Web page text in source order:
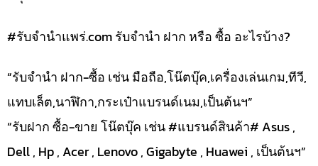
#รับจํานําแพร่.com รับจำนำ ฝาก หรือ ซื้อ อะไรบ้าง?
“รับจำนำ ฝาก-ซื้อ เช่น มือถือ,โน๊ตบุ๊ค,เครื่องเล่นเกม,ทีวี,
แทบเล็ต,นาฬิกา,กระเป๋าแบรนด์เนม,เป็นต้นฯ”
“รับฝาก ซื้อ-ขาย โน๊ตบุ๊ค เช่น #แบรนด์สินค้า# Asus ,
Dell , Hp , Acer , Lenovo , Gigabyte , Huawei , เป็นต้นฯ”